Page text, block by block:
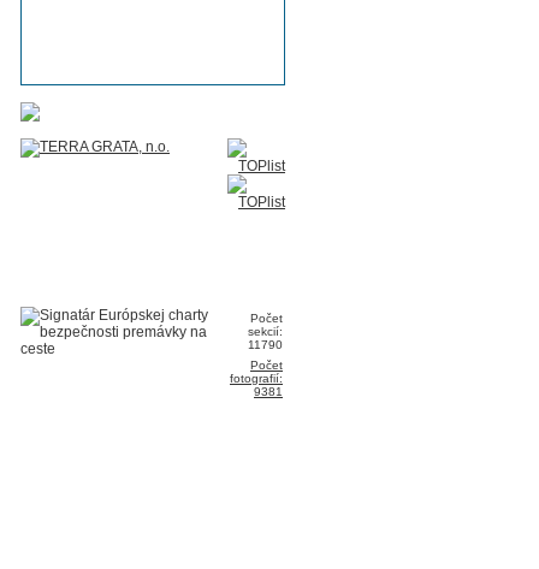
Počet
sekcií:
11790
Počet
fotografií:
9381